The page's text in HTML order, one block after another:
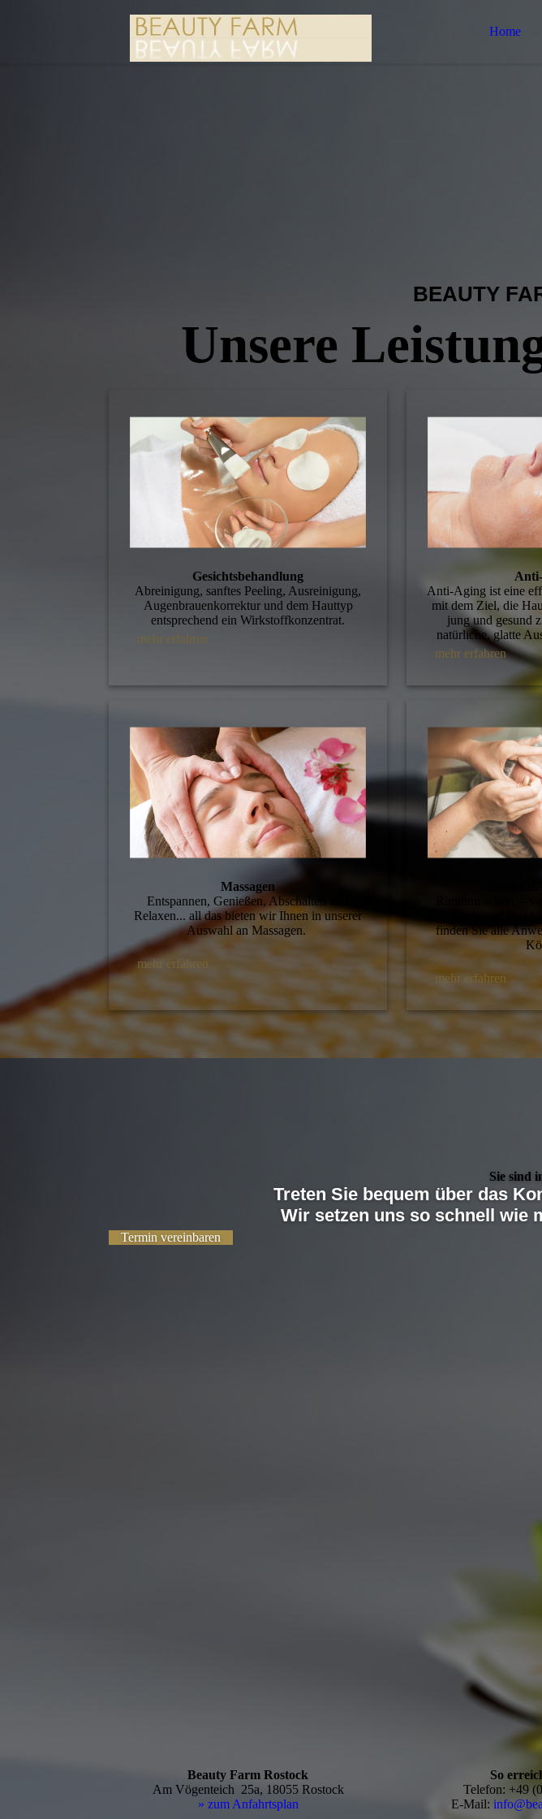
Home
BEAUTY
Unsere
Gesichtsbehandlung
Abreinigung, sanftes Peeling, Ausreinigung,
Augen­brauen­korrektur und dem Hauttyp
entsprechend ein Wirkstoffkonzentrat.
mehr erfahren
Anti-Aging ist eine
mit dem Ziel, die
jung und gesund
natürliche, glatte
mehr erfahren
Massagen
Entspannen, Genießen, Abschalten und
Relaxen... all das bieten wir Ihnen in unserer
Auswahl an Massagen.
mehr erfahren
Rundum schön –
über Mani- und
finden Sie alle
mehr erfahren
Sie sind
Treten Sie bequem über das
Wir setzen uns so schnell wie
Termin vereinbaren
Beauty Farm Rostock
Am Vögenteich 25a, 18055 Rostock
» zum Anfahrtsplan
So
Telefon: +49
E-Mail: